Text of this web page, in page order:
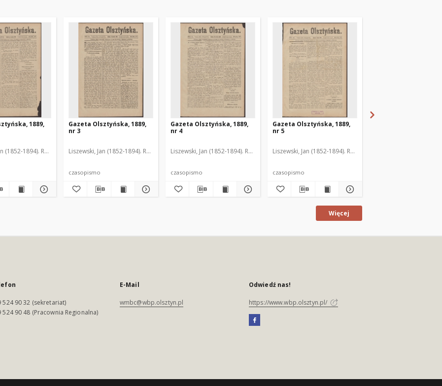
1889,
(1852-1894). Red.
Gazeta Olsztyńska, 1889,
nr 3
Liszewski, Jan (1852-1894). Red.
czasopismo
Gazeta Olsztyńska, 1889,
nr 4
Liszewski, Jan (1852-1894). Red.
czasopismo
Gazeta Olsztyńska, 1889,
nr 5
Liszewski, Jan (1852-1894). Red.
czasopismo
Więcej
524 90 32 (sekretariat)
524 90 48 (Pracownia Regionalna)
E-Mail
wmbc@wbp.olsztyn.pl
Odwiedź nas!
https://www.wbp.olsztyn.pl/